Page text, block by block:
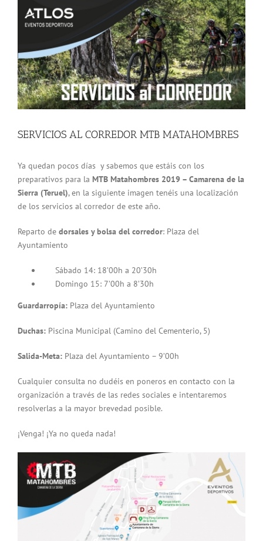
grande
SERVICIOS AL CORREDOR MTB MATAHOMBRES
Ya quedan pocos días y sabemos que estáis con los
preparativos para la MTB Matahombres 2019 – Camarena de la
Sierra (Teruel), en la siguiente imagen tenéis una localización
de los servicios al corredor de este año.
Reparto de dorsales y bolsa del corredor: Plaza del
Ayuntamiento
Sábado 14: 18’00h a 20’30h
Domingo 15: 7’00h a 8’30h
Guardarropía: Plaza del Ayuntamiento
Duchas: Piscina Municipal (Camino del Cementerio, 5)
Salida-Meta: Plaza del Ayuntamiento – 9’00h
Cualquier consulta no dudéis en poneros en contacto con la
organización a través de las redes sociales e intentaremos
resolverlas a la mayor brevedad posible.
¡Venga! ¡Ya no queda nada!